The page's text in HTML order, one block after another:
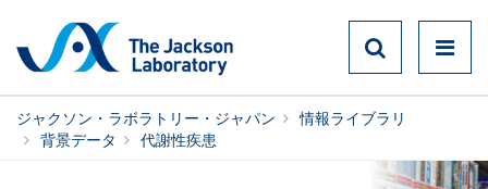
ジャクソン・ラボラトリー・ジャパン
情報ライブラリ
背景データ
代謝性疾患